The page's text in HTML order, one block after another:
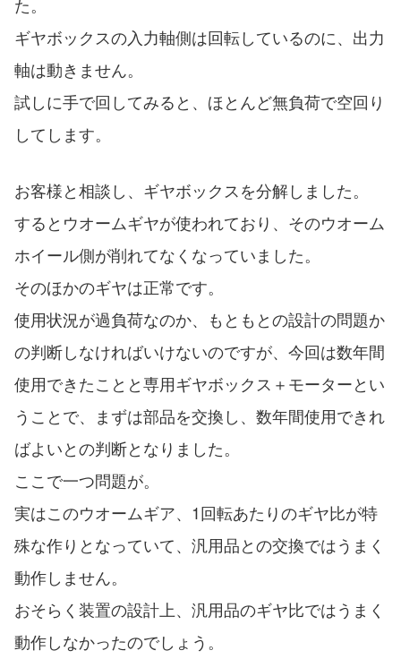
ギヤボックスの入力軸側は回転しているのに、出力
軸は動きません。
試しに手で回してみると、ほとんど無負荷で空回り
してします。
お客様と相談し、ギヤボックスを分解しました。
するとウオームギヤが使われており、そのウオーム
ホイール側が削れてなくなっていました。
そのほかのギヤは正常です。
使用状況が過負荷なのか、もともとの設計の問題か
の判断しなければいけないのですが、今回は数年間
使用できたことと専用ギヤボックス＋モーターとい
うことで、まずは部品を交換し、数年間使用できれ
ばよいとの判断となりました。
ここで一つ問題が。
実はこのウオームギア、1回転あたりのギヤ比が特
殊な作りとなっていて、汎用品との交換ではうまく
動作しません。
おそらく装置の設計上、汎用品のギヤ比ではうまく
動作しなかったのでしょう。